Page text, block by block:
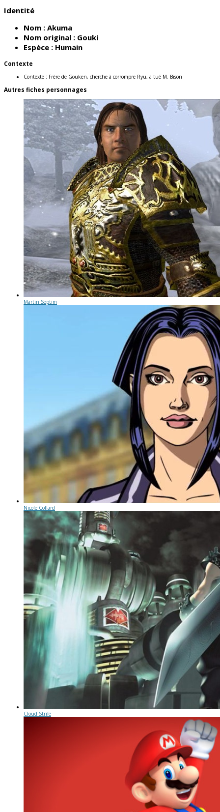
Identité
Nom : Akuma
Nom original : Gouki
Espèce : Humain
Contexte
Contexte : Frère de Gouken, cherche à corrompre Ryu, a tué M. Bison
Autres fiches personnages
Martin Septim
Nicole Collard
Cloud Strife